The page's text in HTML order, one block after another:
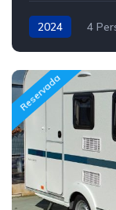
2024 4
Reservada